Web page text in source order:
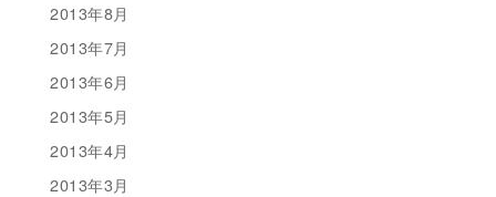
2013年8月
2013年7月
2013年6月
2013年5月
2013年4月
2013年3月